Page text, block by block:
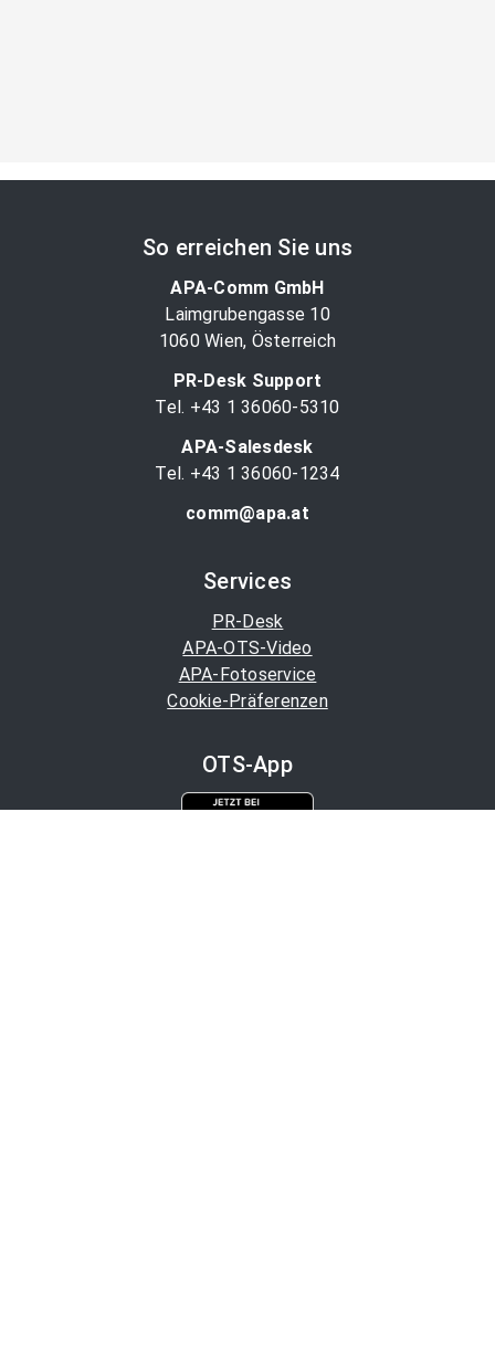
So erreichen Sie uns
APA-Comm GmbH
Laimgrubengasse 10
1060 Wien, Österreich
PR-Desk Support
Tel. +43 1 36060-5310
APA-Salesdesk
Tel. +43 1 36060-1234
comm@apa.at
Services
PR-Desk
APA-OTS-Video
APA-Fotoservice
Cookie-Präferenzen
OTS-App